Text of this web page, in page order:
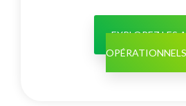
EXPLOREZ LES
OPÉRATIONNELS